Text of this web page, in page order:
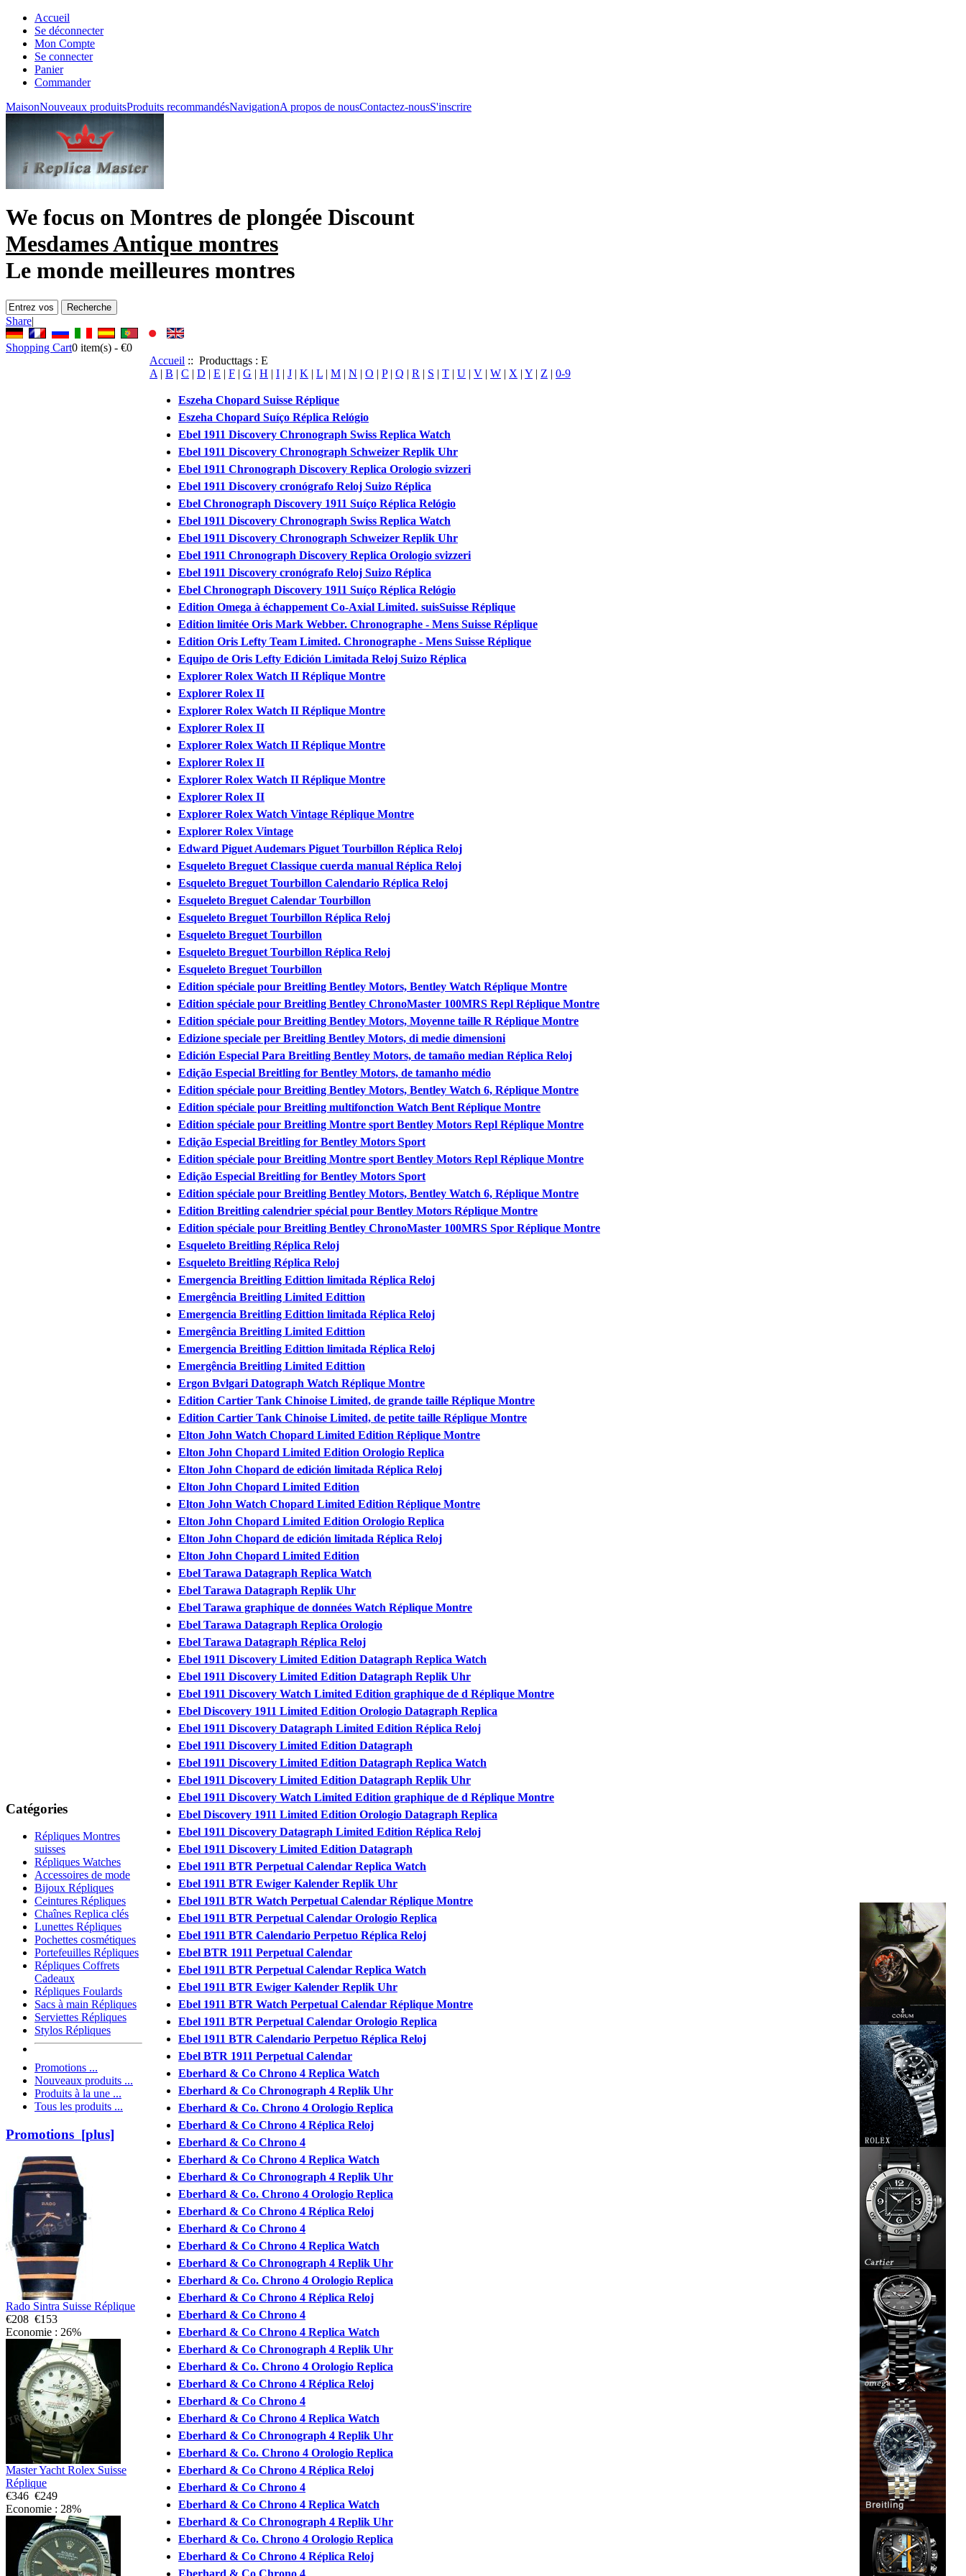
Accueil
Se déconnecter
Mon Compte
Se connecter
Panier
Commander
MaisonNouveaux produitsProduits recommandésNavigationA propos de nousContactez-nousS'inscrire
We focus on Montres de plongée Discount
Mesdames Antique montres
Le monde meilleures montres
Share|
Shopping Cart0 item(s) - €0
Catégories
Répliques Montres
suisses
Répliques Watches
Accessoires de mode
Bijoux Répliques
Ceintures Répliques
Chaînes Replica clés
Lunettes Répliques
Pochettes cosmétiques
Portefeuilles Répliques
Répliques Coffrets
Cadeaux
Répliques Foulards
Sacs à main Répliques
Serviettes Répliques
Stylos Répliques
Promotions ...
Nouveaux produits ...
Produits à la une ...
Tous les produits ...
Promotions [plus]
Rado Sintra Suisse Réplique
€208 €153
Economie : 26%
Master Yacht Rolex Suisse
Réplique
€346 €249
Economie : 28%
Accueil :: Producttags : E
A | B | C | D | E | F | G | H | I | J | K | L | M | N | O | P| Q | R | S | T | U | V | W | X | Y | Z | 0-9
Eszeha Chopard Suisse Réplique
Eszeha Chopard Suíço Réplica Relógio
Ebel 1911 Discovery Chronograph Swiss Replica Watch
Ebel 1911 Discovery Chronograph Schweizer Replik Uhr
Ebel 1911 Chronograph Discovery Replica Orologio svizzeri
Ebel 1911 Discovery cronógrafo Reloj Suizo Réplica
Ebel Chronograph Discovery 1911 Suíço Réplica Relógio
Ebel 1911 Discovery Chronograph Swiss Replica Watch
Ebel 1911 Discovery Chronograph Schweizer Replik Uhr
Ebel 1911 Chronograph Discovery Replica Orologio svizzeri
Ebel 1911 Discovery cronógrafo Reloj Suizo Réplica
Ebel Chronograph Discovery 1911 Suíço Réplica Relógio
Edition Omega à échappement Co-Axial Limited. suisSuisse Réplique
Edition limitée Oris Mark Webber. Chronographe - Mens Suisse Réplique
Edition Oris Lefty Team Limited. Chronographe - Mens Suisse Réplique
Equipo de Oris Lefty Edición Limitada Reloj Suizo Réplica
Explorer Rolex Watch II Réplique Montre
Explorer Rolex II
Explorer Rolex Watch II Réplique Montre
Explorer Rolex II
Explorer Rolex Watch II Réplique Montre
Explorer Rolex II
Explorer Rolex Watch II Réplique Montre
Explorer Rolex II
Explorer Rolex Watch Vintage Réplique Montre
Explorer Rolex Vintage
Edward Piguet Audemars Piguet Tourbillon Réplica Reloj
Esqueleto Breguet Classique cuerda manual Réplica Reloj
Esqueleto Breguet Tourbillon Calendario Réplica Reloj
Esqueleto Breguet Calendar Tourbillon
Esqueleto Breguet Tourbillon Réplica Reloj
Esqueleto Breguet Tourbillon
Esqueleto Breguet Tourbillon Réplica Reloj
Esqueleto Breguet Tourbillon
Edition spéciale pour Breitling Bentley Motors, Bentley Watch Réplique Montre
Edition spéciale pour Breitling Bentley ChronoMaster 100MRS Repl Réplique Montre
Edition spéciale pour Breitling Bentley Motors, Moyenne taille R Réplique Montre
Edizione speciale per Breitling Bentley Motors, di medie dimensioni
Edición Especial Para Breitling Bentley Motors, de tamaño median Réplica Reloj
Edição Especial Breitling for Bentley Motors, de tamanho médio
Edition spéciale pour Breitling Bentley Motors, Bentley Watch 6, Réplique Montre
Edition spéciale pour Breitling multifonction Watch Bent Réplique Montre
Edition spéciale pour Breitling Montre sport Bentley Motors Repl Réplique Montre
Edição Especial Breitling for Bentley Motors Sport
Edition spéciale pour Breitling Montre sport Bentley Motors Repl Réplique Montre
Edição Especial Breitling for Bentley Motors Sport
Edition spéciale pour Breitling Bentley Motors, Bentley Watch 6, Réplique Montre
Edition Breitling calendrier spécial pour Bentley Motors Réplique Montre
Edition spéciale pour Breitling Bentley ChronoMaster 100MRS Spor Réplique Montre
Esqueleto Breitling Réplica Reloj
Esqueleto Breitling Réplica Reloj
Emergencia Breitling Edittion limitada Réplica Reloj
Emergência Breitling Limited Edittion
Emergencia Breitling Edittion limitada Réplica Reloj
Emergência Breitling Limited Edittion
Emergencia Breitling Edittion limitada Réplica Reloj
Emergência Breitling Limited Edittion
Ergon Bvlgari Datograph Watch Réplique Montre
Edition Cartier Tank Chinoise Limited, de grande taille Réplique Montre
Edition Cartier Tank Chinoise Limited, de petite taille Réplique Montre
Elton John Watch Chopard Limited Edition Réplique Montre
Elton John Chopard Limited Edition Orologio Replica
Elton John Chopard de edición limitada Réplica Reloj
Elton John Chopard Limited Edition
Elton John Watch Chopard Limited Edition Réplique Montre
Elton John Chopard Limited Edition Orologio Replica
Elton John Chopard de edición limitada Réplica Reloj
Elton John Chopard Limited Edition
Ebel Tarawa Datagraph Replica Watch
Ebel Tarawa Datagraph Replik Uhr
Ebel Tarawa graphique de données Watch Réplique Montre
Ebel Tarawa Datagraph Replica Orologio
Ebel Tarawa Datagraph Réplica Reloj
Ebel 1911 Discovery Limited Edition Datagraph Replica Watch
Ebel 1911 Discovery Limited Edition Datagraph Replik Uhr
Ebel 1911 Discovery Watch Limited Edition graphique de d Réplique Montre
Ebel Discovery 1911 Limited Edition Orologio Datagraph Replica
Ebel 1911 Discovery Datagraph Limited Edition Réplica Reloj
Ebel 1911 Discovery Limited Edition Datagraph
Ebel 1911 Discovery Limited Edition Datagraph Replica Watch
Ebel 1911 Discovery Limited Edition Datagraph Replik Uhr
Ebel 1911 Discovery Watch Limited Edition graphique de d Réplique Montre
Ebel Discovery 1911 Limited Edition Orologio Datagraph Replica
Ebel 1911 Discovery Datagraph Limited Edition Réplica Reloj
Ebel 1911 Discovery Limited Edition Datagraph
Ebel 1911 BTR Perpetual Calendar Replica Watch
Ebel 1911 BTR Ewiger Kalender Replik Uhr
Ebel 1911 BTR Watch Perpetual Calendar Réplique Montre
Ebel 1911 BTR Perpetual Calendar Orologio Replica
Ebel 1911 BTR Calendario Perpetuo Réplica Reloj
Ebel BTR 1911 Perpetual Calendar
Ebel 1911 BTR Perpetual Calendar Replica Watch
Ebel 1911 BTR Ewiger Kalender Replik Uhr
Ebel 1911 BTR Watch Perpetual Calendar Réplique Montre
Ebel 1911 BTR Perpetual Calendar Orologio Replica
Ebel 1911 BTR Calendario Perpetuo Réplica Reloj
Ebel BTR 1911 Perpetual Calendar
Eberhard & Co Chrono 4 Replica Watch
Eberhard & Co Chronograph 4 Replik Uhr
Eberhard & Co. Chrono 4 Orologio Replica
Eberhard & Co Chrono 4 Réplica Reloj
Eberhard & Co Chrono 4
Eberhard & Co Chrono 4 Replica Watch
Eberhard & Co Chronograph 4 Replik Uhr
Eberhard & Co. Chrono 4 Orologio Replica
Eberhard & Co Chrono 4 Réplica Reloj
Eberhard & Co Chrono 4
Eberhard & Co Chrono 4 Replica Watch
Eberhard & Co Chronograph 4 Replik Uhr
Eberhard & Co. Chrono 4 Orologio Replica
Eberhard & Co Chrono 4 Réplica Reloj
Eberhard & Co Chrono 4
Eberhard & Co Chrono 4 Replica Watch
Eberhard & Co Chronograph 4 Replik Uhr
Eberhard & Co. Chrono 4 Orologio Replica
Eberhard & Co Chrono 4 Réplica Reloj
Eberhard & Co Chrono 4
Eberhard & Co Chrono 4 Replica Watch
Eberhard & Co Chronograph 4 Replik Uhr
Eberhard & Co. Chrono 4 Orologio Replica
Eberhard & Co Chrono 4 Réplica Reloj
Eberhard & Co Chrono 4
Eberhard & Co Chrono 4 Replica Watch
Eberhard & Co Chronograph 4 Replik Uhr
Eberhard & Co. Chrono 4 Orologio Replica
Eberhard & Co Chrono 4 Réplica Reloj
Eberhard & Co Chrono 4